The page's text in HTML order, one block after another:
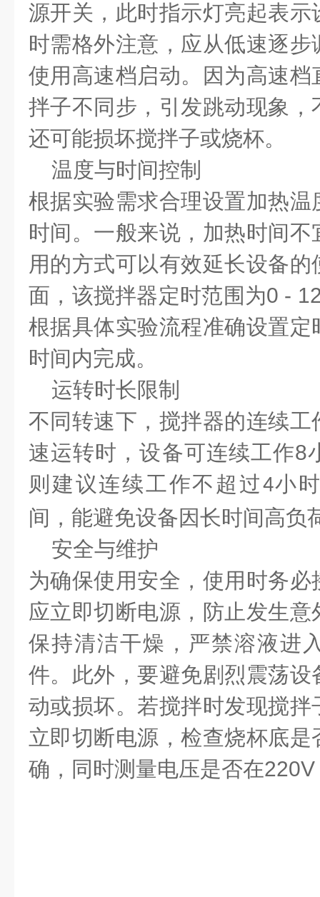
源开关，此时指示灯亮起表
时需格外注意，应从低速逐
使用高速档启动。因为高速
拌子不同步，引发跳动现象
还可能损坏搅拌子或烧杯。
温度与时间控制
根据实验需求合理设置加热
时间。一般来说，加热时间
用的方式可以有效延长设备
面，该搅拌器定时范围为0 -
根据具体实验流程准确设置
时间内完成。
运转时长限制
不同转速下，搅拌器的连续
速运转时，设备可连续工作8
则建议连续工作不超过4小
间，能避免设备因长时间高负
安全与维护
为确保使用安全，使用时务
应立即切断电源，防止发生
保持清洁干燥，严禁溶液进
件。此外，要避免剧烈震荡
动或损坏。若搅拌时发现搅
立即切断电源，检查烧杯底
确，同时测量电压是否在